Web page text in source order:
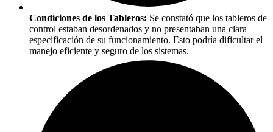
Condiciones de los Tableros: Se constató que los tableros de
control estaban desordenados y no presentaban una clara
especificación de su funcionamiento. Esto podría dificultar el
manejo eficiente y seguro de los sistemas.